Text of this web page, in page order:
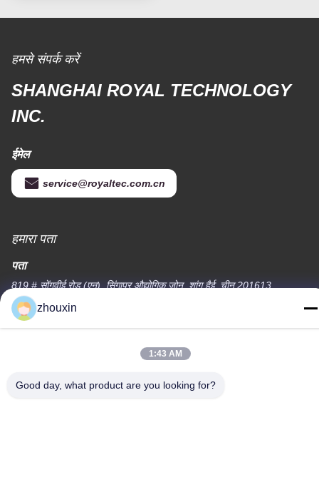
हमसे संपर्क करें
SHANGHAI ROYAL TECHNOLOGY
INC.
ईमेल
service@royaltec.com.cn
हमारा पता
पता
819 # सोंगवीई रोड (एन), सिंगापुर औद्योगिक ज़ोन, शांग हैई, चीन 201613
टेलीफोन
86-21-37635838
zhouxin
1:43 AM
Good day, what product are you looking for?